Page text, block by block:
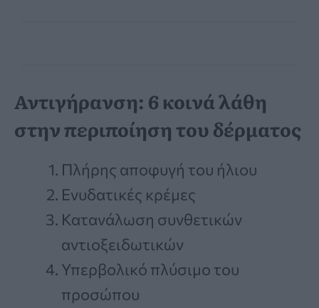
Αντιγήρανση: 6 κοινά λάθη
στην περιποίηση του δέρματος
Πλήρης αποφυγή του ήλιου
Ενυδατικές κρέμες
Κατανάλωση συνθετικών
αντιοξειδωτικών
Υπερβολικό πλύσιμο του
προσώπου